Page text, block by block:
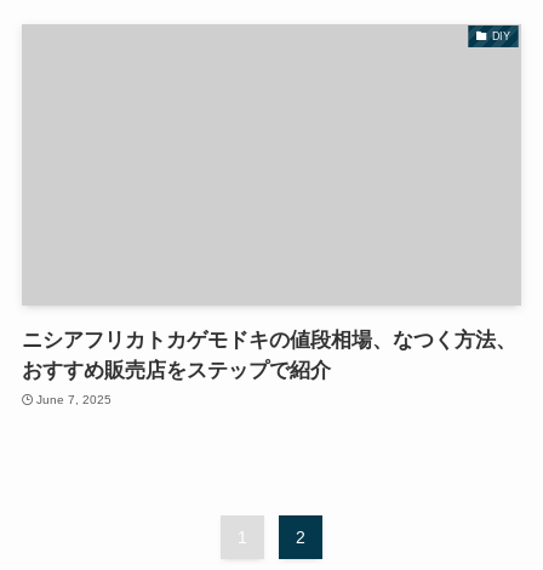
DIY
ニシアフリカトカゲモドキの値段相場、なつく方法、
おすすめ販売店をステップで紹介
June 7, 2025
1 2